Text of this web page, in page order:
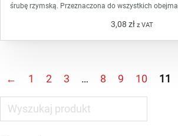
śrubę rzymską. Przeznaczona do wszystkich obejma
3,08 zł z VAT
← 1 2 3 … 8 9 10 11